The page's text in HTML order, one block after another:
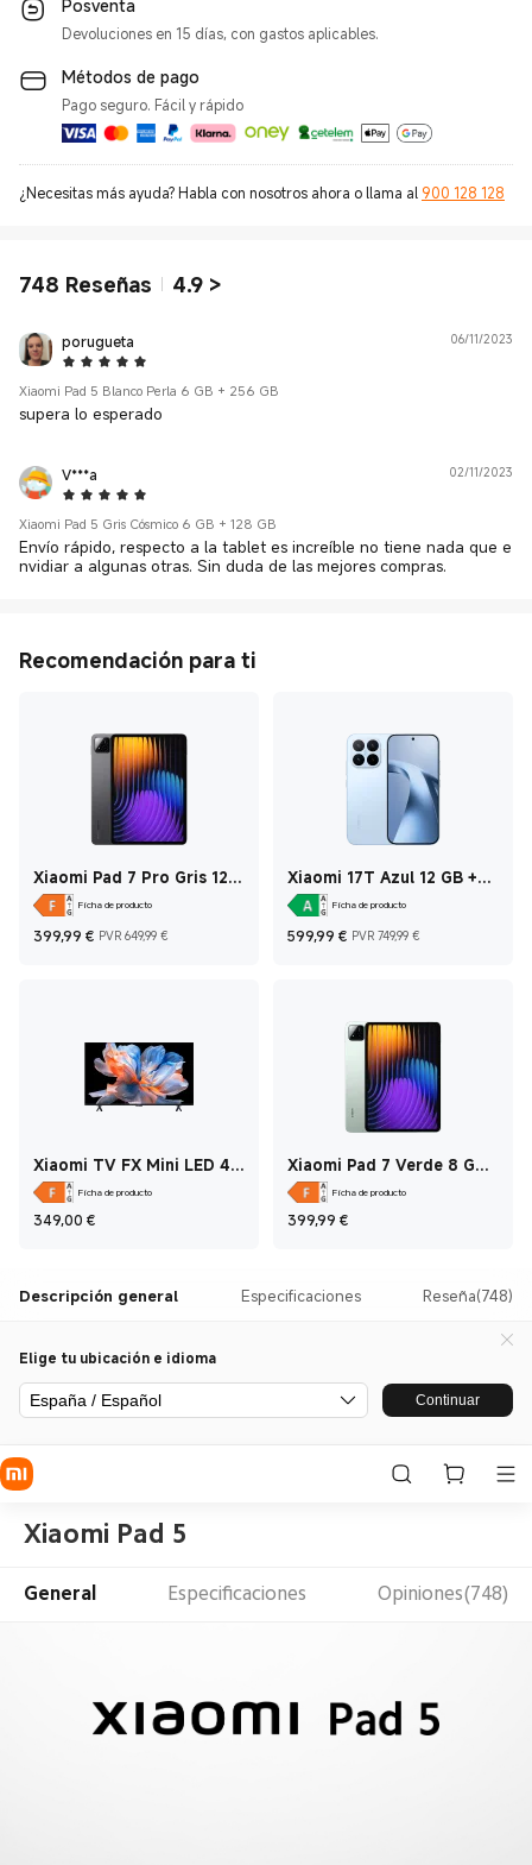
Posventa
Devoluciones en 15 días, con gastos aplicables.
Métodos de pago
Pago seguro. Fácil y rápido
¿Necesitas más ayuda? Habla con nosotros ahora o llama al 900 128 128
748 Reseñas 4.9 >
porugueta
5 Star
06/11/2023
Xiaomi Pad 5 Blanco Perla 6 GB + 256 GB
supera lo esperado
V***a
5 Star
02/11/2023
Xiaomi Pad 5 Gris Cósmico 6 GB + 128 GB
Envío rápido, respecto a la tablet es increíble no tiene nada que e
nvidiar a algunas otras. Sin duda de las mejores compras.
Recomendación para ti
Xiaomi Pad 7 Pro Gris 12
GB + 512 GB Versión de
cristal mate
Ficha de producto
399,99 € Current Price €399,99
PVR 649,99 € Precio de mercado 649,99 €
Xiaomi 17T Azul 12 GB +
512 GB Ficha de producto
599,99 € Current Price
PVR 749,99 €
Xiaomi TV FX Mini LED 43
43 InchFicha de producto
349,00 €
Xiaomi Pad 7 Verde 8 GB
+ 128 GBFicha de producto
399,99 €
Descripción general Especificaciones Reseña(748)